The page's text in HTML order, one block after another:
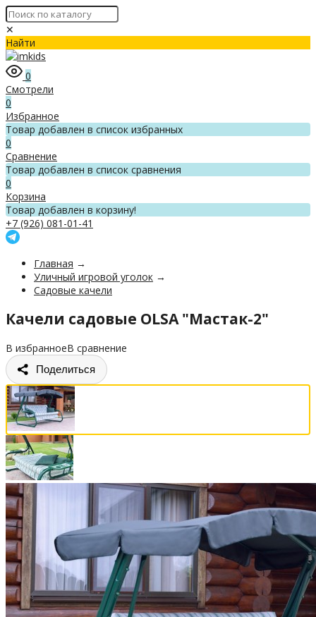
✕
Найти
0
Смотрели
0
Избранное
Товар добавлен в список избранных
0
Сравнение
Товар добавлен в список сравнения
0
Корзина
Товар добавлен в корзину!
+7 (926) 081-01-41
Главная →
Уличный игровой уголок →
Садовые качели
Качели садовые OLSA "Мастак-2"
В избранноеВ сравнение
Поделиться